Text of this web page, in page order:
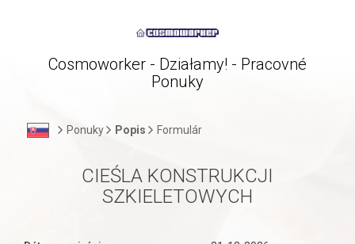
Cosmoworker - Działamy! - Pracovné
Ponuky
Ponuky Popis Formulár
CIEŚLA KONSTRUKCJI
SZKIELETOWYCH